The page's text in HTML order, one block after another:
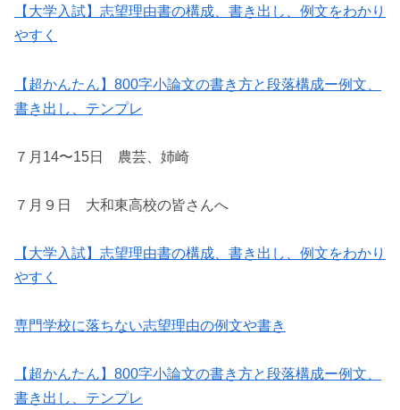
【大学入試】志望理由書の構成、書き出し、例文をわかり
やすく
【超かんたん】800字小論文の書き方と段落構成ー例文、
書き出し、テンプレ
７月14〜15日 農芸、姉崎
７月９日 大和東高校の皆さんへ
【大学入試】志望理由書の構成、書き出し、例文をわかり
やすく
専門学校に落ちない志望理由の例文や書き
【超かんたん】800字小論文の書き方と段落構成ー例文、
書き出し、テンプレ